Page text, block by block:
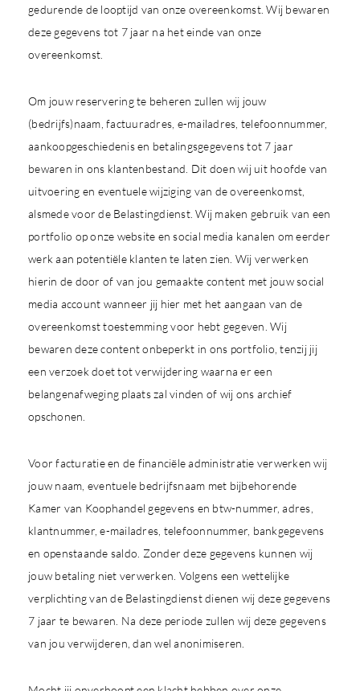
gedurende de looptijd van onze overeenkomst. Wij bewaren
deze gegevens tot 7 jaar na het einde van onze
overeenkomst.
Om jouw reservering te beheren zullen wij jouw
(bedrijfs)naam, factuuradres, e-mailadres, telefoonnummer,
aankoopgeschiedenis en betalingsgegevens tot 7 jaar
bewaren in ons klantenbestand. Dit doen wij uit hoofde van
uitvoering en eventuele wijziging van de overeenkomst,
alsmede voor de Belastingdienst. Wij maken gebruik van een
portfolio op onze website en social media kanalen om eerder
werk aan potentiële klanten te laten zien. Wij verwerken
hierin de door of van jou gemaakte content met jouw social
media account wanneer jij hier met het aangaan van de
overeenkomst toestemming voor hebt gegeven. Wij
bewaren deze content onbeperkt in ons portfolio, tenzij jij
een verzoek doet tot verwijdering waarna er een
belangenafweging plaats zal vinden of wij ons archief
opschonen.
Voor facturatie en de financiële administratie verwerken wij
jouw naam, eventuele bedrijfsnaam met bijbehorende
Kamer van Koophandel gegevens en btw-nummer, adres,
klantnummer, e-mailadres, telefoonnummer, bankgegevens
en openstaande saldo. Zonder deze gegevens kunnen wij
jouw betaling niet verwerken. Volgens een wettelijke
verplichting van de Belastingdienst dienen wij deze gegevens
7 jaar te bewaren. Na deze periode zullen wij deze gegevens
van jou verwijderen, dan wel anonimiseren.